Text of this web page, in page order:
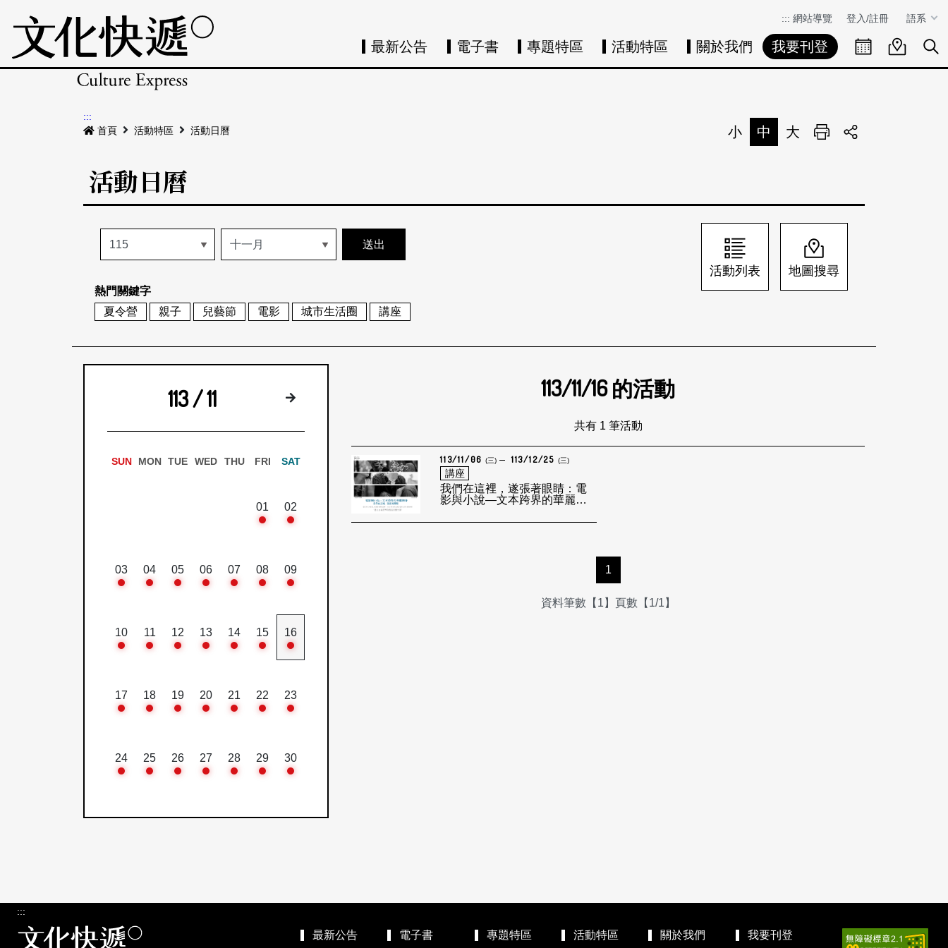
::: 網站導覽 登入/註冊 語系
最新公告 電子書 專題特區 活動特區 關於我們 我要刊登 活動日曆活動地圖展
:::
首頁
活動特區 活動日曆 小 中 大 列印
活動日曆
熱門關鍵字
夏令營
親子 兒藝節 電影 城市生活圈 講座
活動列表 地圖搜尋
113 / 11 下個月
SUN MON TUE WED THU FRI SAT
01 02
03 04 05 06 07 08 09
10 11 12 13 14 15 16
17 18 19 20 21 22 23
24 25 26 27 28 29 30
113/11/16的活動
共有 1 筆活動
113/11/06 (三) 113/12/25 (三)
講座
我們在這裡，遂張著眼睛：電
影與小說—文本跨界的華麗轉
1
資料筆數【1】頁數【1/1】
:::
最新公告 電子書 專題特區 活動特區 關於我們 我要刊登